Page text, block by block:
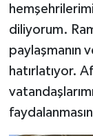
diliyorum.
paylaşmanın
hatırlatıyor.